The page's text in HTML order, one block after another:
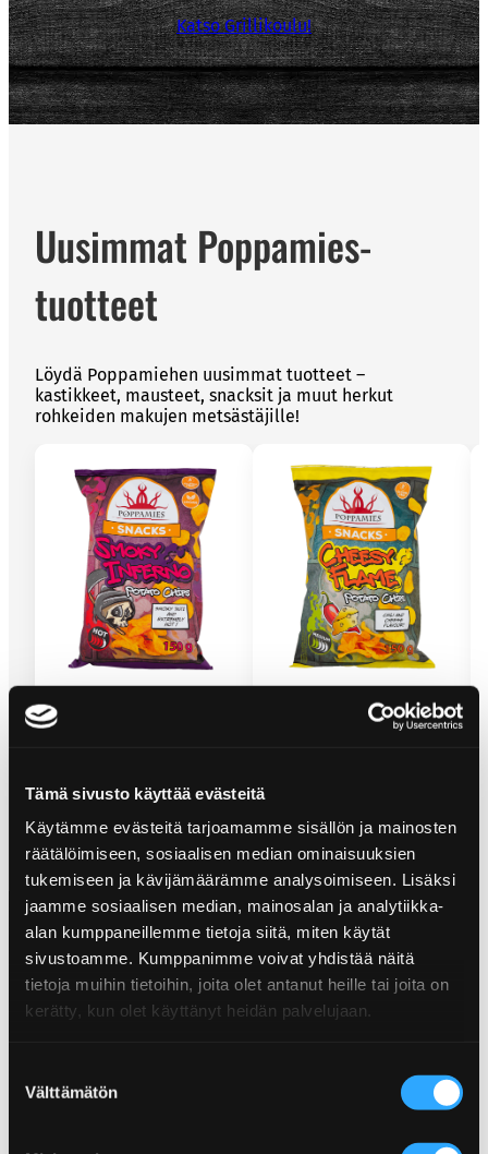
Tämä sivusto käyttää evästeitä
Käytämme evästeitä tarjoamamme sisällön ja mainosten
räätälöimiseen, sosiaalisen median ominaisuuksien
tukemiseen ja kävijämäärämme analysoimiseen. Lisäksi
jaamme sosiaalisen median, mainosalan ja analytiikka-
alan kumppaneillemme tietoja siitä, miten käytät
sivustoamme. Kumppanimme voivat yhdistää näitä
tietoja muihin tietoihin, joita olet antanut heille tai joita on
kerätty, kun olet käyttänyt heidän palvelujaan.
valinta
Välttämätön
Katso Grillikoulu!
Uusimmat Poppamies-
tuotteet
Löydä Poppamiehen uusimmat tuotteet –
kastikkeet, mausteet, snacksit ja muut herkut
rohkeiden makujen metsästäjille!
POPPAMIES SMOKY INFERNO
PERUNALASTUT
POPPAMIES CHEESY FLAME
TILAA POPPAPOSTI!